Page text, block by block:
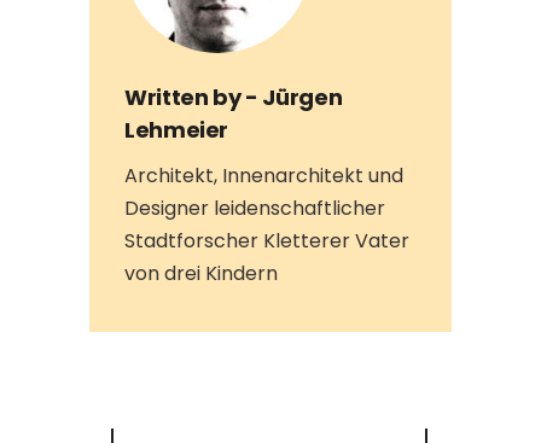
Written by - Jürgen
Lehmeier
Architekt, Innenarchitekt und
Designer leidenschaftlicher
Stadtforscher Kletterer Vater
von drei Kindern